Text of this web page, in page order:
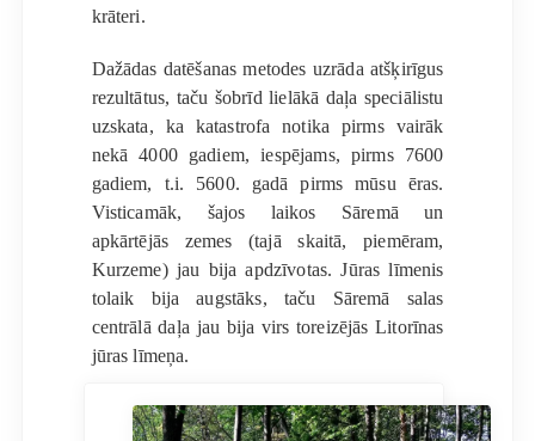
krāteri.
Dažādas datēšanas metodes uzrāda atšķirīgus
rezultātus, taču šobrīd lielākā daļa speciālistu
uzskata, ka katastrofa notika pirms vairāk
nekā 4000 gadiem, iespējams, pirms 7600
gadiem, t.i. 5600. gadā pirms mūsu ēras.
Visticamāk, šajos laikos Sāremā un
apkārtējās zemes (tajā skaitā, piemēram,
Kurzeme) jau bija apdzīvotas. Jūras līmenis
tolaik bija augstāks, taču Sāremā salas
centrālā daļa jau bija virs toreizējās Litorīnas
jūras līmeņa.